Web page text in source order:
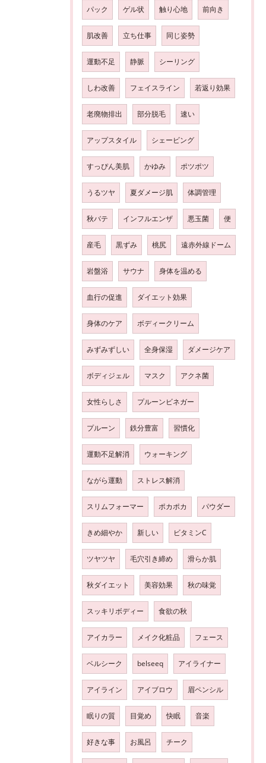
パック ゲル状 触り心地 前向き
肌改善 立ち仕事 同じ姿勢
運動不足 静脈 シーリング
しわ改善 フェイスライン 若返り効果
老廃物排出 部分脱毛 速い
アップスタイル シェービング
すっぴん美肌 かゆみ ポツポツ
うるツヤ 夏ダメージ肌 体調管理
秋バテ インフルエンザ 悪玉菌 便
産毛 黒ずみ 桃尻 遠赤外線ドーム
岩盤浴 サウナ 身体を温める
血行の促進 ダイエット効果
身体のケア ボディークリーム
みずみずしい 全身保湿 ダメージケア
ボディジェル マスク アクネ菌
女性らしさ プルーンビネガー
プルーン 鉄分豊富 習慣化
運動不足解消 ウォーキング
ながら運動 ストレス解消
スリムフォーマー ポカポカ パウダー
きめ細やか 新しい ビタミンC
ツヤツヤ 毛穴引き締め 滑らか肌
秋ダイエット 美容効果 秋の味覚
スッキリボディー 食欲の秋
アイカラー メイク化粧品 フェース
ベルシーク belseeq アイライナー
アイライン アイブロウ 眉ペンシル
眠りの質 目覚め 快眠 音楽
好きな事 お風呂 チーク